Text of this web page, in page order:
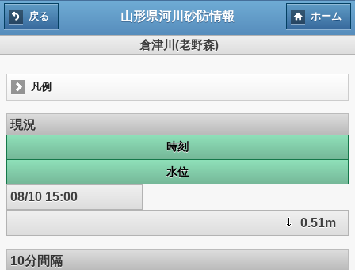
戻る 山形県河川砂防情報 ホーム
倉津川(老野森)
凡例
現況
時刻
水位
08/10 15:00
0.51m
10分間隔